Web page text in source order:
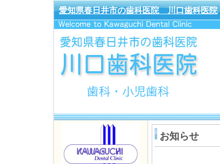
愛知県春日井市の歯科医院 川口歯科医院
お知らせ